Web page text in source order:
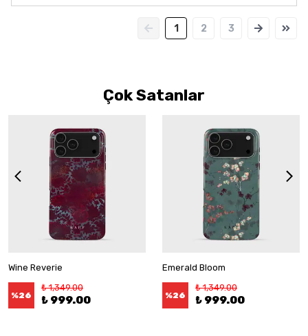
1 2 3
Çok Satanlar
Wine Reverie
%26
₺ 1,349.00
₺ 999.00
Emerald Bloom
%26
₺ 1,349.00
₺ 999.00